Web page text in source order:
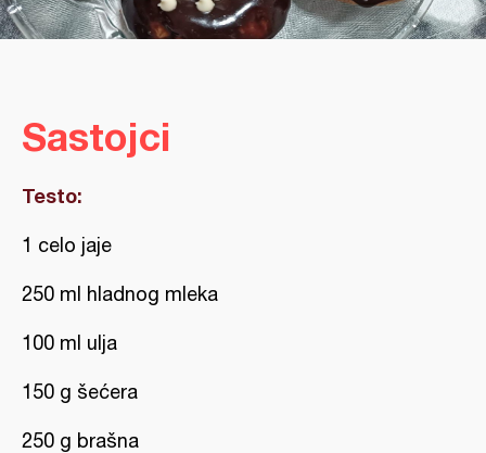
Sastojci
Testo:
1 celo jaje
250 ml hladnog mleka
100 ml ulja
150 g šećera
250 g brašna